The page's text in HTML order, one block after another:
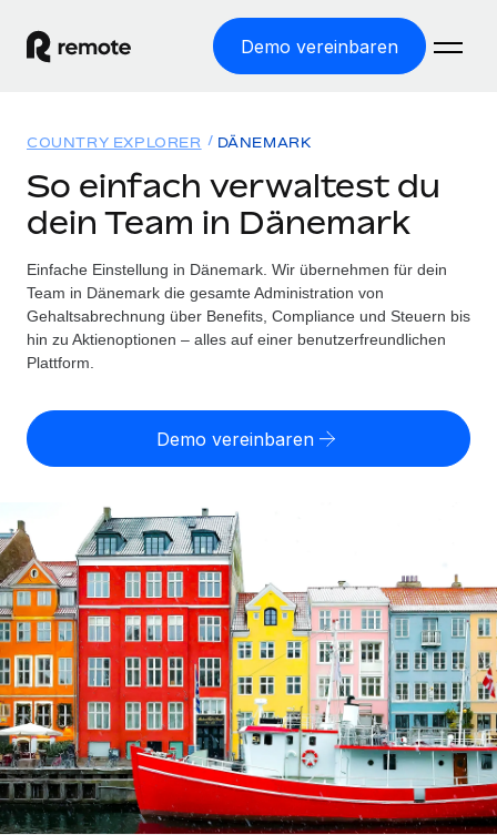
Demo vereinbaren
WELTWEITE BESCHÄFTIGUNG
Globale Payroll
Einfache, rechtssicher Payroll
Employer of Record
Weltweites Wachstum ohne Kosten für Niederlassungen
Contractor of Record
Rechtssichere, weltweite Arbeit mit Freelancer:innen
Globales Onboarding und Verwalten von
Freelancer:innen
PEO
Auslagern von komplexen HR-Aufgaben
INFRASTRUKTUR
Remote Embedded
Nahtlose Integration der HR in bestehende Abläufe
Plattform
Integrierte HR-Kernfunktionen für dein Team
Lösungen
WELTWEITE ABDECKUNG
Country Explorer
Länderspezifische Unterstützung bei der Einstellung
Einfache Einstellung in allen US-Bundesstaaten
WACHSTUMSPHASE
Startups
Agile HR- und Payroll-Lösungen für wachsende
Unternehmen
Mittelstand
Maßgeschneiderte HR-Lösungen, um Teams zu
vergrößern
Enterprise
Globale HR für Konzerne und Großunternehmen
Ressourcen
TOOLS UND RECHNER
Scheinselbstständigkeitsrisiko berechnen
Personalkostenrechner
Gesamtbeschäftigungskosten
Honorarzahlungen berechnen
Informationen zu möglichen Währungen und
Abwicklungsfristen für globale Freelancer:innen
LERNEN MIT REMOTE
Forschung und Leitfäden
Fallstudien
HR-Glossar
Preise
Nederlands
Français
Deutsch
Español
Italiano
Português (Portugal)
Anmelden
COUNTRY EXPLORER DÄNEMARK
So einfach verwaltest du
dein Team in Dänemark
Einfache Einstellung in Dänemark. Wir übernehmen für dein
Team in Dänemark die gesamte Administration von
Gehaltsabrechnung über Benefits, Compliance und Steuern bis
hin zu Aktienoptionen – alles auf einer benutzerfreundlichen
Plattform.
Demo vereinbaren